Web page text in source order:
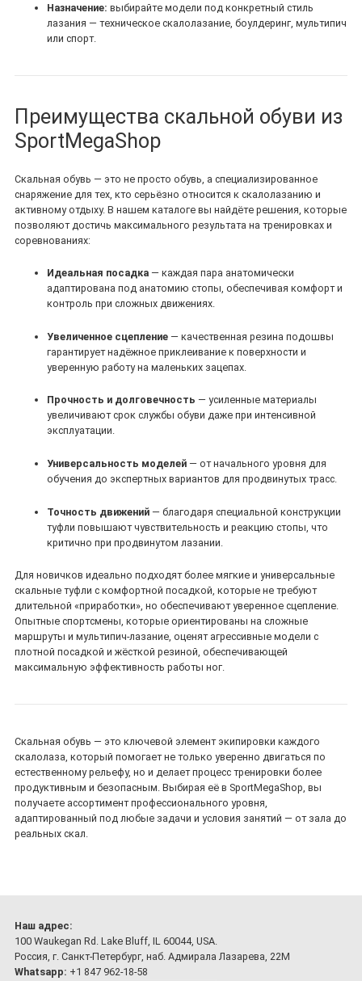
Назначение: выбирайте модели под конкретный стиль
лазания — техническое скалолазание, боулдеринг, мультипич
или спорт.
Преимущества скальной обуви из
SportMegaShop
Скальная обувь — это не просто обувь, а специализированное
снаряжение для тех, кто серьёзно относится к скалолазанию и
активному отдыху. В нашем каталоге вы найдёте решения, которые
позволяют достичь максимального результата на тренировках и
соревнованиях:
Идеальная посадка — каждая пара анатомически
адаптирована под анатомию стопы, обеспечивая комфорт и
контроль при сложных движениях.
Увеличенное сцепление — качественная резина подошвы
гарантирует надёжное приклеивание к поверхности и
уверенную работу на маленьких зацепах.
Прочность и долговечность — усиленные материалы
увеличивают срок службы обуви даже при интенсивной
эксплуатации.
Универсальность моделей — от начального уровня для
обучения до экспертных вариантов для продвинутых трасс.
Точность движений — благодаря специальной конструкции
туфли повышают чувствительность и реакцию стопы, что
критично при продвинутом лазании.
Для новичков идеально подходят более мягкие и универсальные
скальные туфли с комфортной посадкой, которые не требуют
длительной «приработки», но обеспечивают уверенное сцепление.
Опытные спортсмены, которые ориентированы на сложные
маршруты и мультипич-лазание, оценят агрессивные модели с
плотной посадкой и жёсткой резиной, обеспечивающей
максимальную эффективность работы ног.
Скальная обувь — это ключевой элемент экипировки каждого
скалолаза, который помогает не только уверенно двигаться по
естественному рельефу, но и делает процесс тренировки более
продуктивным и безопасным. Выбирая её в SportMegaShop, вы
получаете ассортимент профессионального уровня,
адаптированный под любые задачи и условия занятий — от зала до
реальных скал.
Наш адрес:
100 Waukegan Rd. Lake Bluff, IL 60044, USA.
Россия, г. Санкт-Петербург, наб. Адмирала Лазарева, 22М
Whatsapp: +1 847 962-18-58